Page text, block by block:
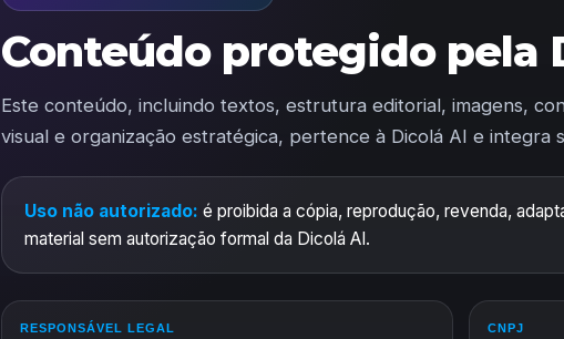
Conteúdo protegido pela
Este conteúdo, incluindo textos, estrutura editorial, imagens,
visual e organização estratégica, pertence à Dicolá AI e integra
Uso não autorizado: é proibida a cópia, reprodução, revenda,
material sem autorização formal da Dicolá AI.
RESPONSÁVEL LEGAL CNPJ